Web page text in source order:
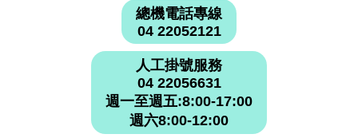
總機電話專線
04 22052121
人工掛號服務
04 22056631
週一至週五:8:00-17:00
週六8:00-12:00